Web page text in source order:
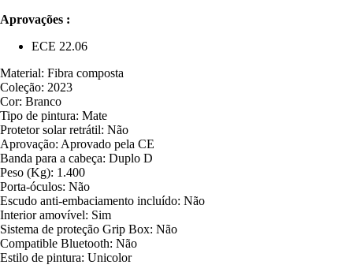
Aprovações :
ECE 22.06
Material: Fibra composta
Coleção: 2023
Cor: Branco
Tipo de pintura: Mate
Protetor solar retrátil: Não
Aprovação: Aprovado pela CE
Banda para a cabeça: Duplo D
Peso (Kg): 1.400
Porta-óculos: Não
Escudo anti-embaciamento incluído: Não
Interior amovível: Sim
Sistema de proteção Grip Box: Não
Compatible Bluetooth: Não
Estilo de pintura: Unicolor